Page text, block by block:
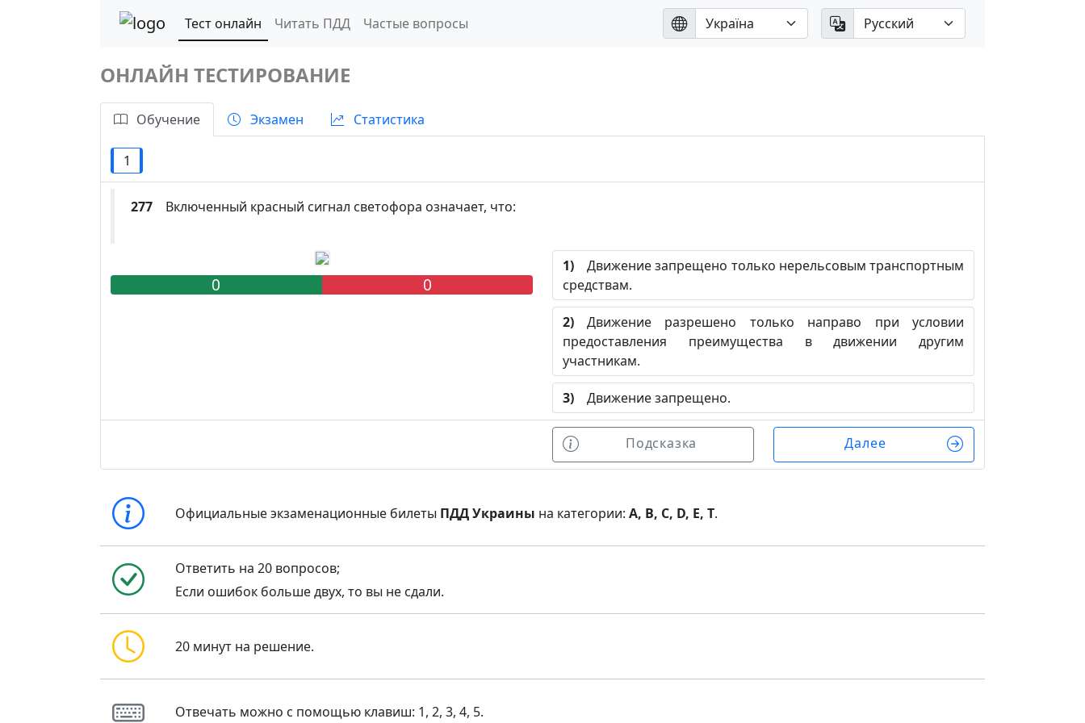
Тест онлайн Читать ПДД Частые вопросы
ОНЛАЙН ТЕСТИРОВАНИЕ
Обучение Экзамен Статистика
1
277 Включенный красный сигнал светофора означает, что:
0 0
1) Движение запрещено только нерельсовым транспортным
средствам.
2) Движение разрешено только направо при условии
предоставления преимущества в движении другим
участникам.
3) Движение запрещено.
Подсказка Далее
Официальные экзаменационные билеты ПДД Украины на категории:A, B, C, D, E, T.
Ответить на 20 вопросов;
Если ошибок больше двух, то вы не сдали.
20 минут на решение.
Отвечать можно с помощью клавиш: 1, 2, 3, 4, 5.